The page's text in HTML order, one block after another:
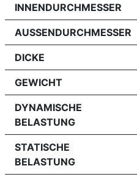
INNENDURCHMESSER
AUSSENDURCHMESSER
DICKE
GEWICHT
DYNAMISCHE
BELASTUNG
STATISCHE
BELASTUNG